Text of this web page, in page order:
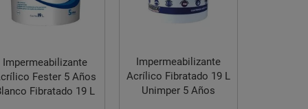
Impermeabilizante
Fester 5 Años
Fibratado 19 L
Impermeabilizante
Acrílico Fibratado 19 L
Unimper 5 Años